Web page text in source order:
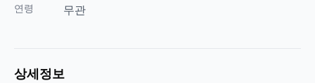
연령 무관
상세정보